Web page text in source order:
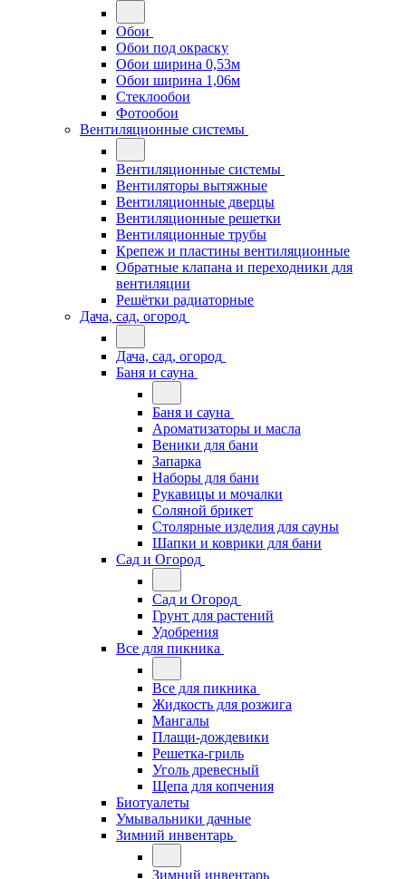
Обои
Обои под окраску
Обои ширина 0,53м
Обои ширина 1,06м
Стеклообои
Фотообои
Вентиляционные системы
Вентиляционные системы
Вентиляторы вытяжные
Вентиляционные дверцы
Вентиляционные решетки
Вентиляционные трубы
Крепеж и пластины вентиляционные
Обратные клапана и переходники для
вентиляции
Решётки радиаторные
Дача, сад, огород
Дача, сад, огород
Баня и сауна
Баня и сауна
Ароматизаторы и масла
Веники для бани
Запарка
Наборы для бани
Рукавицы и мочалки
Соляной брикет
Столярные изделия для сауны
Шапки и коврики для бани
Сад и Огород
Сад и Огород
Грунт для растений
Удобрения
Все для пикника
Все для пикника
Жидкость для розжига
Мангалы
Плащи-дождевики
Решетка-гриль
Уголь древесный
Щепа для копчения
Биотуалеты
Умывальники дачные
Зимний инвентарь
Зимний инвентарь